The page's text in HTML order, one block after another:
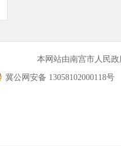
本网站由南宫市人民
冀公网安备 13058102000118号